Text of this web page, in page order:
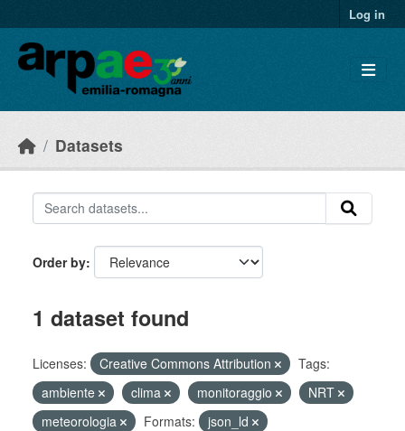
Log in
Datasets
Order by
1 dataset found
Licenses: Creative Commons Attribution
Tags:
ambiente
clima monitoraggio
NRT
meteorologia
Formats:
json_ld